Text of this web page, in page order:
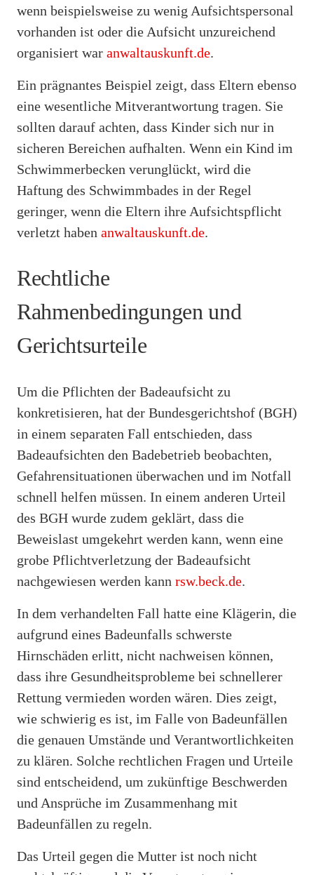
wenn beispielsweise zu wenig Aufsichtspersonal
vorhanden ist oder die Aufsicht unzureichend
organisiert war anwaltauskunft.de.
Ein prägnantes Beispiel zeigt, dass Eltern ebenso
eine wesentliche Mitverantwortung tragen. Sie
sollten darauf achten, dass Kinder sich nur in
sicheren Bereichen aufhalten. Wenn ein Kind im
Schwimmerbecken verunglückt, wird die
Haftung des Schwimmbades in der Regel
geringer, wenn die Eltern ihre Aufsichtspflicht
verletzt haben anwaltauskunft.de.
Rechtliche
Rahmenbedingungen und
Gerichtsurteile
Um die Pflichten der Badeaufsicht zu
konkretisieren, hat der Bundesgerichtshof (BGH)
in einem separaten Fall entschieden, dass
Badeaufsichten den Badebetrieb beobachten,
Gefahrensituationen überwachen und im Notfall
schnell helfen müssen. In einem anderen Urteil
des BGH wurde zudem geklärt, dass die
Beweislast umgekehrt werden kann, wenn eine
grobe Pflichtverletzung der Badeaufsicht
nachgewiesen werden kann rsw.beck.de.
In dem verhandelten Fall hatte eine Klägerin, die
aufgrund eines Badeunfalls schwerste
Hirnschäden erlitt, nicht nachweisen können,
dass ihre Gesundheitsprobleme bei schnellerer
Rettung vermieden worden wären. Dies zeigt,
wie schwierig es ist, im Falle von Badeunfällen
die genauen Umstände und Verantwortlichkeiten
zu klären. Solche rechtlichen Fragen und Urteile
sind entscheidend, um zukünftige Beschwerden
und Ansprüche im Zusammenhang mit
Badeunfällen zu regeln.
Das Urteil gegen die Mutter ist noch nicht